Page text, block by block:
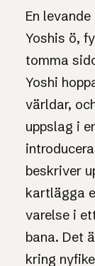
En
Yoshis ö,
tomma
Yoshi
världar,
uppslag i
beskriver
kartlägga
varelse i
bana. Det
kring